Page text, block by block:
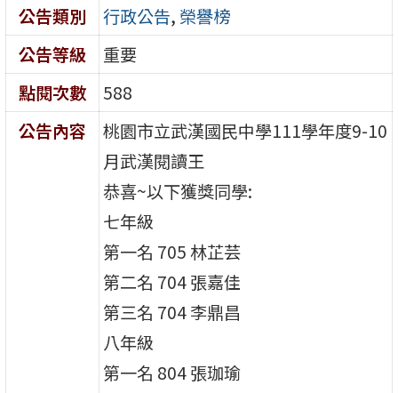
公告類別
行政公告, 榮譽榜
公告等級
重要
點閱次數
588
公告內容
桃園市立武漢國民中學111學年度9-10
月武漢閱讀王
恭喜~以下獲獎同學:
七年級
第一名 705 林芷芸
第二名 704 張嘉佳
第三名 704 李鼎昌
八年級
第一名 804 張珈瑜